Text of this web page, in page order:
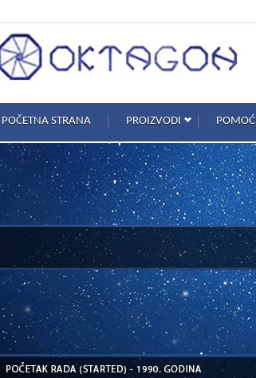
POČETNA STRANA PROIZVODI POMOĆ